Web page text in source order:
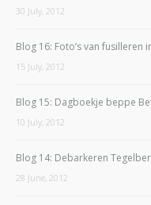
30 July, 2012
Blog 16: Foto’s van fusilleren
15 July, 2012
Blog 15: Dagboekje beppe
10 July, 2012
Blog 14: Debarkeren
28 June, 2012